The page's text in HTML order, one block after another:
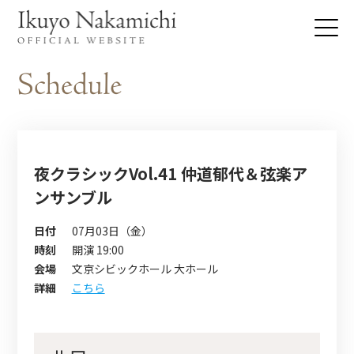
夜クラシックVol.41 仲道郁代＆弦楽ア
ンサンブル
日付
07月03日（金）
時刻
開演 19:00
会場
文京シビックホール 大ホール
詳細
こちら